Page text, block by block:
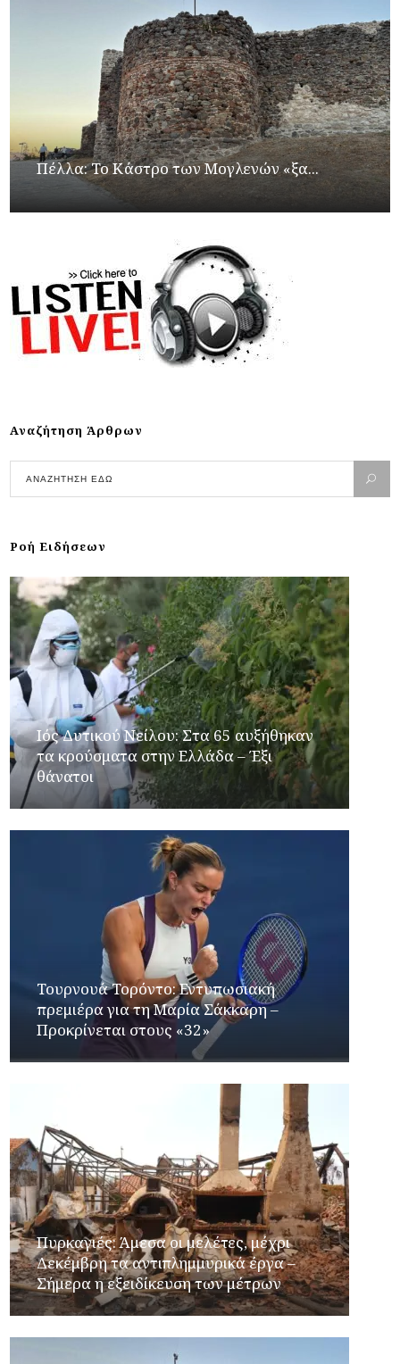
Πέλλα: Το Κάστρο των Μογλενών «ξα...
Αναζήτηση Άρθρων
Ροή Ειδήσεων
Ιός Δυτικού Νείλου: Στα 65 αυξήθηκαν
τα κρούσματα στην Ελλάδα – Έξι
θάνατοι
Τουρνουά Τορόντο: Εντυπωσιακή
πρεμιέρα για τη Μαρία Σάκκαρη –
Προκρίνεται στους «32»
Πυρκαγιές: Άμεσα οι μελέτες, μέχρι
Δεκέμβρη τα αντιπλημμυρικά έργα –
Σήμερα η εξειδίκευση των μέτρων